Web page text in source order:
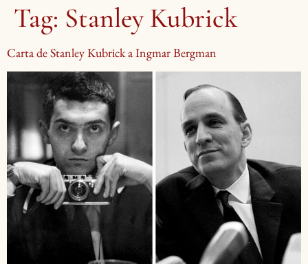
Tag: Stanley Kubrick
Carta de Stanley Kubrick a Ingmar Bergman